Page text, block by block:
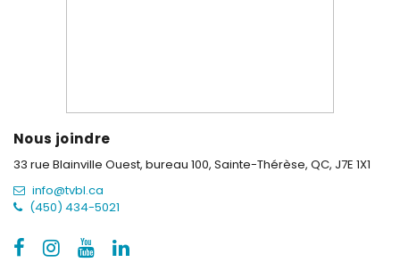
Nous joindre
33 rue Blainville Ouest, bureau 100, Sainte-Thérèse, QC, J7E 1X1
info@tvbl.ca
(450) 434-5021